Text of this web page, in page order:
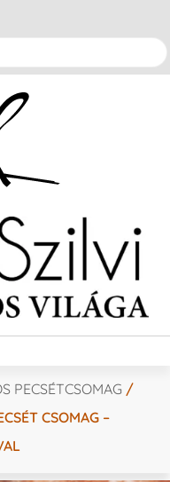
PECSÉTCSOMAG /
CSOMAG –